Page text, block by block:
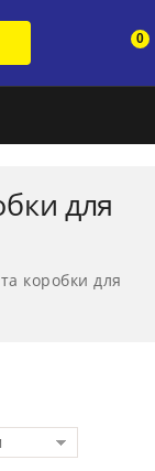
0
для
коробки для